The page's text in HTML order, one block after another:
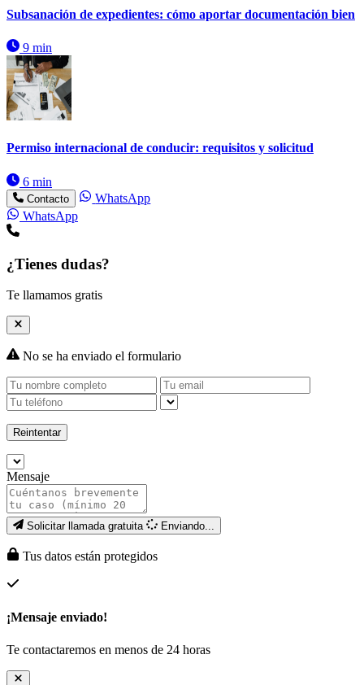
Subsanación de expedientes: cómo aportar documentación bien
9 min
Permiso internacional de conducir: requisitos y solicitud
6 min
Contacto
WhatsApp
WhatsApp
¿Tienes dudas?
Te llamamos gratis
No se ha enviado el formulario
Reintentar
Mensaje
Solicitar llamada gratuita Enviando...
Tus datos están protegidos
¡Mensaje enviado!
Te contactaremos en menos de 24 horas